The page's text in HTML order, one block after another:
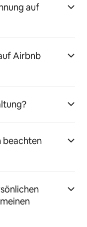
auf
Airbnb
beachten